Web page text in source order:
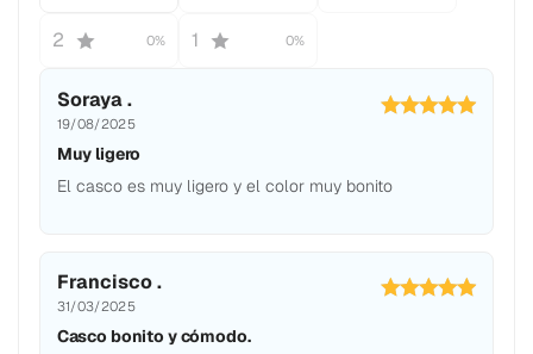
2 0% 1 0%
Soraya .
19/08/2025
Muy ligero
El casco es muy ligero y el color muy bonito
Francisco .
31/03/2025
Casco bonito y cómodo.